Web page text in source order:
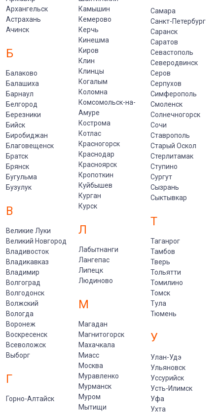
Архангельск
Астрахань
Ачинск
Б
Балаково
Балашиха
Барнаул
Белгород
Березники
Бийск
Биробиджан
Благовещенск
Братск
Брянск
Бугульма
Бузулук
В
Великие Луки
Великий Новгород
Владивосток
Владикавказ
Владимир
Волгоград
Волгодонск
Волжский
Вологда
Воронеж
Воскресенск
Всеволожск
Выборг
Г
Горно-Алтайск
Камышин
Кемерово
Керчь
Кинешма
Киров
Клин
Клинцы
Когалым
Коломна
Комсомольск-на-
Амуре
Кострома
Котлас
Красногорск
Краснодар
Красноярск
Кропоткин
Куйбышев
Курган
Курск
Л
Лабытнанги
Лангепас
Липецк
Людиново
М
Магадан
Магнитогорск
Махачкала
Миасс
Москва
Муравленко
Мурманск
Муром
Мытищи
Самара
Санкт-Петербург
Саранск
Саратов
Севастополь
Северодвинск
Серов
Серпухов
Симферополь
Смоленск
Солнечногорск
Сочи
Ставрополь
Старый Оскол
Стерлитамак
Ступино
Сургут
Сызрань
Сыктывкар
Т
Таганрог
Тамбов
Тверь
Тольятти
Томилино
Томск
Тула
Тюмень
У
Улан-Удэ
Ульяновск
Уссурийск
Усть-Илимск
Уфа
Ухта